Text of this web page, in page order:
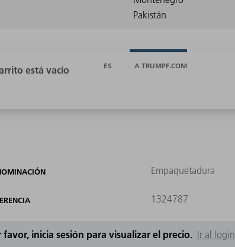
ES A TRUMPF.COM
Empaquetadura
1324787
favor, inicia sesión para visualizar el precio. Ir al login